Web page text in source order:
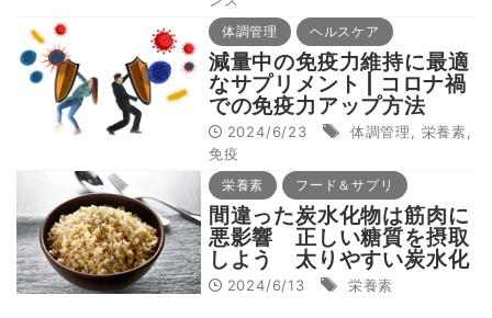
体調管理 ヘルスケア
減量中の免疫力維持に最適
なサプリメント | コロナ禍
での免疫力アップ方法
2024/6/23 体調管理 栄養素
免疫
栄養素 フード＆サプリ
間違った炭水化物は筋肉に
悪影響 正しい糖質を摂取
しよう 太りやすい炭水化
物を知る
2024/6/13 栄養素